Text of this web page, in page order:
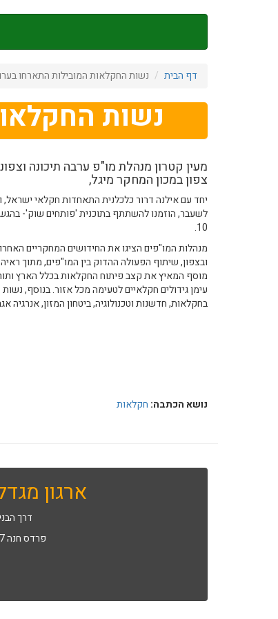
דף הבית נשות החקלאות המובילות התארחו
נשות
מעין קטרון מנהלת מו"פ ערבה תיכונה
צפון במכון המחקר מיגל,
יחד עם אילנה דרור כלכלנית התאחדות חקלאי
לשעבר, הוזמנו להשתתף בתוכנית 'פותחים שוק'-
10.
מנהלות המו"פים הציגו את החידושים המחקריים
ובצפון, שיתוף הפעולה ההדוק בין המו"פים, מתוך
מוסף המאיץ את קצב פיתוח החקלאות בכלל הארץ
עימן גידולים חקלאיים לטעימה מכל אזור. בנוסף,
בחקלאות, חדשנות וטכנולוגיה, ביטחון המזון, אנרגיה
נושא הכתבה: חקלאות
ארגון
דרך
פרדס חנה 3707367